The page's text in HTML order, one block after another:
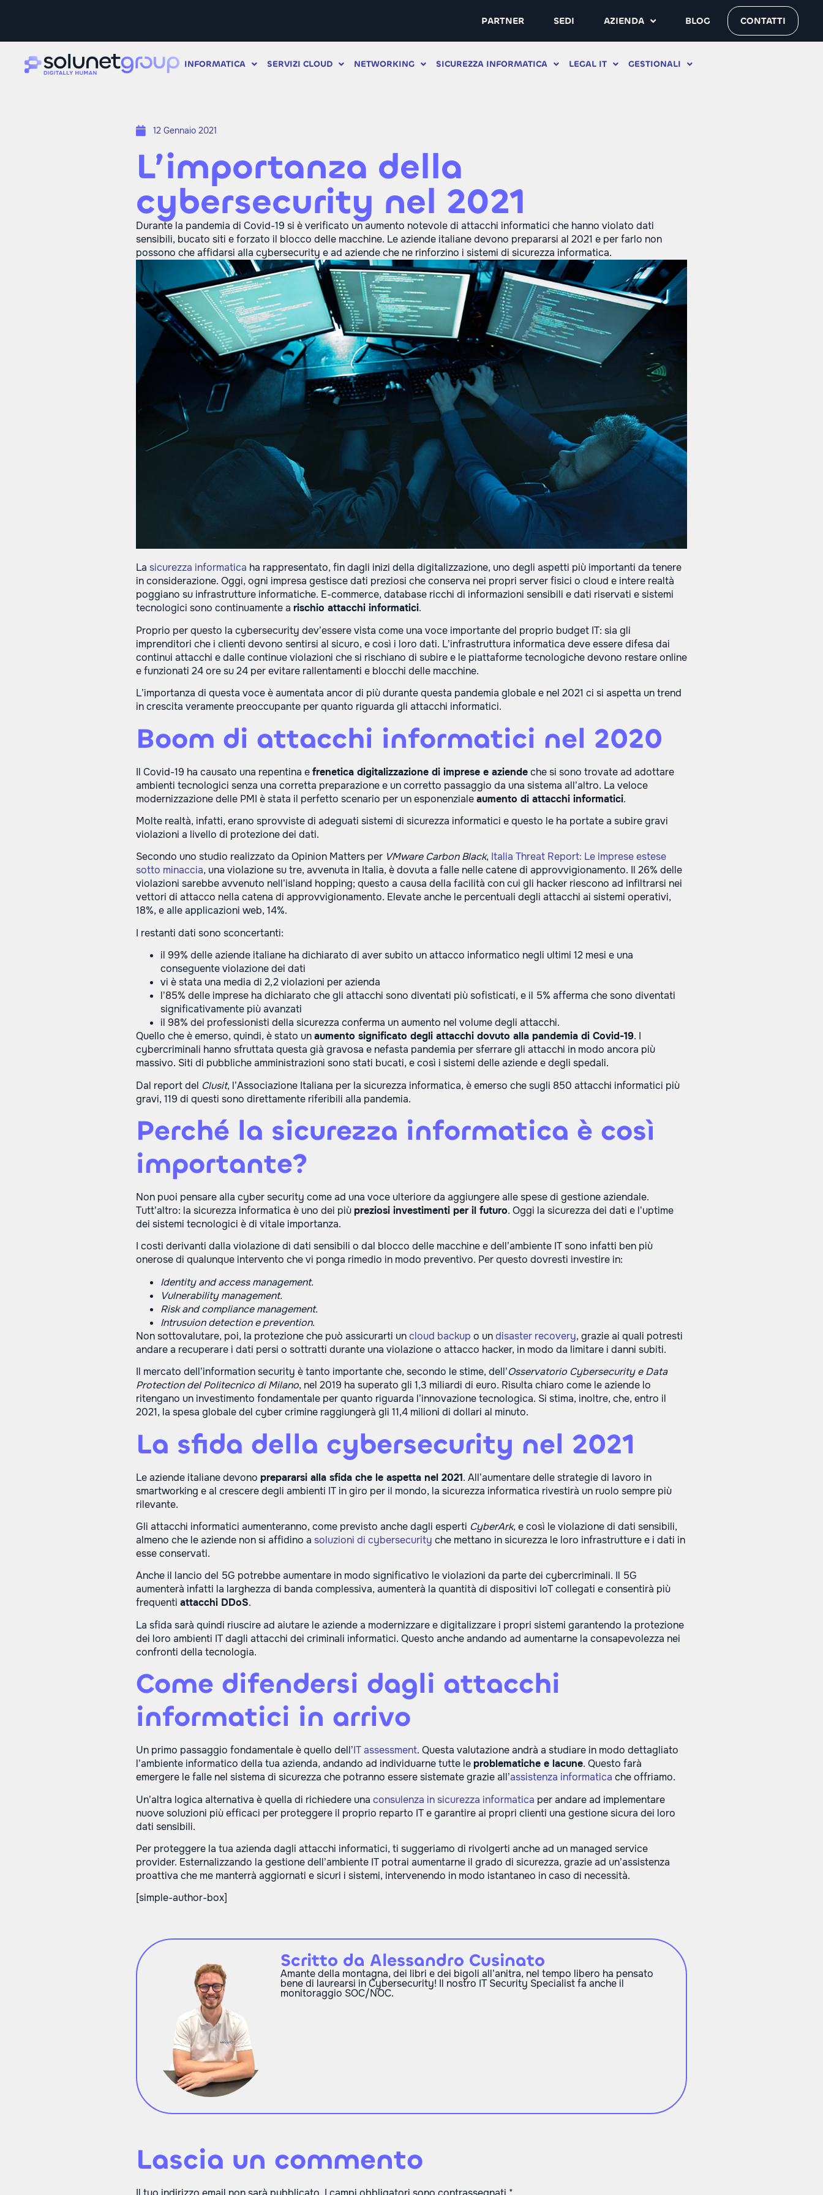
PARTNER SEDI AZIENDA BLOG CONTATTI
INFORMATICA SERVIZI CLOUD NETWORKING SICUREZZA INFORMATICA LEGAL IT GESTIONALI
12 Gennaio 2021
L’importanza della
cybersecurity nel 2021
Durante la pandemia di Covid-19 si è verificato un aumento notevole di attacchi informatici che hanno violato dati
sensibili, bucato siti e forzato il blocco delle macchine. Le aziende italiane devono prepararsi al 2021 e per farlo non
possono che affidarsi alla cybersecurity e ad aziende che ne rinforzino i sistemi di sicurezza informatica.
La sicurezza informatica ha rappresentato, fin dagli inizi della digitalizzazione, uno degli aspetti più importanti da tenere
in considerazione. Oggi, ogni impresa gestisce dati preziosi che conserva nei propri server fisici o cloud e intere realtà
poggiano su infrastrutture informatiche. E-commerce, database ricchi di informazioni sensibili e dati riservati e sistemi
tecnologici sono continuamente a rischio attacchi informatici.
Proprio per questo la cybersecurity dev’essere vista come una voce importante del proprio budget IT: sia gli
imprenditori che i clienti devono sentirsi al sicuro, e così i loro dati. L’infrastruttura informatica deve essere difesa dai
continui attacchi e dalle continue violazioni che si rischiano di subire e le piattaforme tecnologiche devono restare online
e funzionati 24 ore su 24 per evitare rallentamenti e blocchi delle macchine.
L’importanza di questa voce è aumentata ancor di più durante questa pandemia globale e nel 2021 ci si aspetta un trend
in crescita veramente preoccupante per quanto riguarda gli attacchi informatici.
Boom di attacchi informatici nel 2020
Il Covid-19 ha causato una repentina efrenetica digitalizzazione di imprese e aziendeche si sono trovate ad adottare
ambienti tecnologici senza una corretta preparazione e un corretto passaggio da una sistema all’altro. La veloce
modernizzazione delle PMI è stata il perfetto scenario per un esponenzialeaumento di attacchi informatici.
Molte realtà, infatti, erano sprovviste di adeguati sistemi di sicurezza informatici e questo le ha portate a subire gravi
violazioni a livello di protezione dei dati.
Secondo uno studio realizzato da Opinion Matters per VMware Carbon Black, Italia Threat Report: Le imprese estese
sotto minaccia, una violazione su tre, avvenuta in Italia, è dovuta a falle nelle catene di approvvigionamento. Il 26% delle
violazioni sarebbe avvenuto nell’island hopping; questo a causa della facilità con cui gli hacker riescono ad infiltrarsi nei
vettori di attacco nella catena di approvvigionamento. Elevate anche le percentuali degli attacchi ai sistemi operativi,
18%, e alle applicazioni web, 14%.
I restanti dati sono sconcertanti:
il 99% delle aziende italiane ha dichiarato di aver subito un attacco informatico negli ultimi 12 mesi e una
conseguente violazione dei dati
vi è stata una media di 2,2 violazioni per azienda
l’85% delle imprese ha dichiarato che gli attacchi sono diventati più sofisticati, e il 5% afferma che sono diventati
significativamente più avanzati
il 98% dei professionisti della sicurezza conferma un aumento nel volume degli attacchi.
Quello che è emerso, quindi, è stato unaumento significato degli attacchi dovuto alla pandemia di Covid-19. I
cybercriminali hanno sfruttata questa già gravosa e nefasta pandemia per sferrare gli attacchi in modo ancora più
massivo. Siti di pubbliche amministrazioni sono stati bucati, e così i sistemi delle aziende e degli spedali.
Dal report del Clusit, l’Associazione Italiana per la sicurezza informatica, è emerso che sugli 850 attacchi informatici più
gravi, 119 di questi sono direttamente riferibili alla pandemia.
Perché la sicurezza informatica è così
importante?
Non puoi pensare alla cyber security come ad una voce ulteriore da aggiungere alle spese di gestione aziendale.
Tutt’altro: la sicurezza informatica è uno dei piùpreziosi investimenti per il futuro. Oggi la sicurezza dei dati e l’uptime
dei sistemi tecnologici è di vitale importanza.
I costi derivanti dalla violazione di dati sensibili o dal blocco delle macchine e dell’ambiente IT sono infatti ben più
onerose di qualunque intervento che vi ponga rimedio in modo preventivo. Per questo dovresti investire in:
Identity and access management.
Vulnerability management.
Risk and compliance management.
Intrusuion detection e prevention.
Non sottovalutare, poi, la protezione che può assicurarti uncloud backup o undisaster recovery, grazie ai quali potresti
andare a recuperare i dati persi o sottratti durante una violazione o attacco hacker, in modo da limitare i danni subiti.
Il mercato dell’information security è tanto importante che, secondo le stime, dell’Osservatorio Cybersecurity e Data
Protection del Politecnico di Milano, nel 2019 ha superato gli 1,3 miliardi di euro. Risulta chiaro come le aziende lo
ritengano un investimento fondamentale per quanto riguarda l’innovazione tecnologica. Si stima, inoltre, che, entro il
2021, la spesa globale del cyber crimine raggiungerà gli 11,4 milioni di dollari al minuto.
La sfida della cybersecurity nel 2021
Le aziende italiane devono prepararsi alla sfida che le aspetta nel 2021. All’aumentare delle strategie di lavoro in
smartworking e al crescere degli ambienti IT in giro per il mondo, la sicurezza informatica rivestirà un ruolo sempre più
rilevante.
Gli attacchi informatici aumenteranno, come previsto anche dagli esperti CyberArk, e così le violazione di dati sensibili,
almeno che le aziende non si affidino a soluzioni di cybersecurity che mettano in sicurezza le loro infrastrutture e i dati in
esse conservati.
Anche il lancio del 5G potrebbe aumentare in modo significativo le violazioni da parte dei cybercriminali. Il 5G
aumenterà infatti la larghezza di banda complessiva, aumenterà la quantità di dispositivi IoT collegati e consentirà più
frequenti attacchi DDoS.
La sfida sarà quindi riuscire ad aiutare le aziende a modernizzare e digitalizzare i propri sistemi garantendo la protezione
dei loro ambienti IT dagli attacchi dei criminali informatici. Questo anche andando ad aumentarne la consapevolezza nei
confronti della tecnologia.
Come difendersi dagli attacchi
informatici in arrivo
Un primo passaggio fondamentale è quello dell’IT assessment. Questa valutazione andrà a studiare in modo dettagliato
l’ambiente informatico della tua azienda, andando ad individuarne tutte leproblematiche e lacune. Questo farà
emergere le falle nel sistema di sicurezza che potranno essere sistemate grazie all’assistenza informatica che offriamo.
Un’altra logica alternativa è quella di richiedere una consulenza in sicurezza informatica per andare ad implementare
nuove soluzioni più efficaci per proteggere il proprio reparto IT e garantire ai propri clienti una gestione sicura dei loro
dati sensibili.
Per proteggere la tua azienda dagli attacchi informatici, ti suggeriamo di rivolgerti anche ad un managed service
provider. Esternalizzando la gestione dell’ambiente IT potrai aumentarne il grado di sicurezza, grazie ad un’assistenza
proattiva che me manterrà aggiornati e sicuri i sistemi, intervenendo in modo istantaneo in caso di necessità.
[simple-author-box]
Scritto da Alessandro Cusinato
Amante della montagna, dei libri e dei bigoli all’anitra, nel tempo libero ha pensato
bene di laurearsi in Cybersecurity! Il nostro IT Security Specialist fa anche il
monitoraggio SOC/NOC.
Lascia un commento